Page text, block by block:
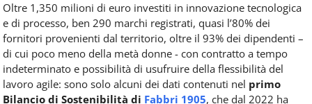
Oltre 1,350 milioni di euro investiti in innovazione tecnologica
e di processo, ben 290 marchi registrati, quasi l’80% dei
fornitori provenienti dal territorio, oltre il 93% dei dipendenti –
di cui poco meno della metà donne - con contratto a tempo
indeterminato e possibilità di usufruire della flessibilità del
lavoro agile: sono solo alcuni dei dati contenuti nel primo
Bilancio di Sostenibilità di Fabbri 1905, che dal 2022 ha